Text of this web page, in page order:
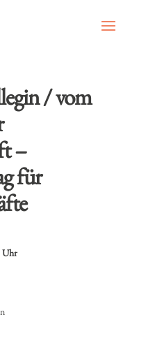
/ vom
–
für
Uhr